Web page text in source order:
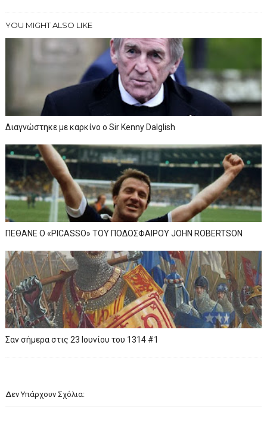
YOU MIGHT ALSO LIKE
Διαγνώστηκε με καρκίνο ο Sir Kenny Dalglish
ΠΕΘΑΝΕ Ο «PICASSO» TOY ΠΟΔΟΣΦΑΙΡΟΥ JOHN ROBERTSON
Σαν σήμερα στις 23 Ιουνίου του 1314 #1
Δεν Υπάρχουν Σχόλια: